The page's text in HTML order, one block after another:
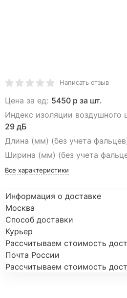
Написать отзыв
Цена за ед: 5450 р за шт.
Индекс изоляции воздушного
29 дБ
Длина (мм) (без учета
Ширина (мм) (без учета
Все характеристики
Информация о доставке
Москва
Способ доставки
Курьер
Рассчитываем стоимость
Почта России
Рассчитываем стоимость